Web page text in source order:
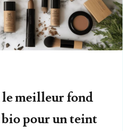
le meilleur fond
pour un teint